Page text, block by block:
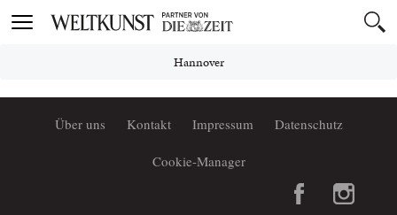
Toggle
Hannover
Über uns Kontakt Impressum Datenschutz
Cookie-Manager